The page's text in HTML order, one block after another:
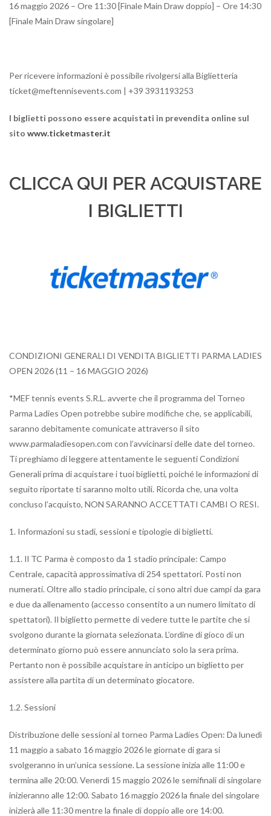
16 maggio 2026 – Ore 11:30 [Finale Main Draw doppio] – Ore 14:30
[Finale Main Draw singolare]
Per ricevere informazioni è possibile rivolgersi alla Biglietteria
ticket@meftennisevents.com | +39 3931193253
I biglietti possono essere acquistati in prevendita online sul
sito www.ticketmaster.it
CLICCA QUI PER ACQUISTARE
I BIGLIETTI
CONDIZIONI GENERALI DI VENDITA BIGLIETTI PARMA LADIES
OPEN 2026 (11 – 16 MAGGIO 2026)
*MEF tennis events S.R.L. avverte che il programma del Torneo
Parma Ladies Open potrebbe subire modifiche che, se applicabili,
saranno debitamente comunicate attraverso il sito
www.parmaladiesopen.com con l’avvicinarsi delle date del torneo.
Ti preghiamo di leggere attentamente le seguenti Condizioni
Generali prima di acquistare i tuoi biglietti, poiché le informazioni di
seguito riportate ti saranno molto utili. Ricorda che, una volta
concluso l’acquisto, NON SARANNO ACCETTATI CAMBI O RESI.
1. Informazioni su stadi, sessioni e tipologie di biglietti.
1.1. Il TC Parma è composto da 1 stadio principale: Campo
Centrale, capacità approssimativa di 254 spettatori. Posti non
numerati. Oltre allo stadio principale, ci sono altri due campi da gara
e due da allenamento (accesso consentito a un numero limitato di
spettatori). Il biglietto permette di vedere tutte le partite che si
svolgono durante la giornata selezionata. L’ordine di gioco di un
determinato giorno può essere annunciato solo la sera prima.
Pertanto non è possibile acquistare in anticipo un biglietto per
assistere alla partita di un determinato giocatore.
1.2. Sessioni
Distribuzione delle sessioni al torneo Parma Ladies Open: Da lunedì
11 maggio a sabato 16 maggio 2026 le giornate di gara si
svolgeranno in un’unica sessione. La sessione inizia alle 11:00 e
termina alle 20:00. Venerdì 15 maggio 2026 le semifinali di singolare
inizieranno alle 12:00. Sabato 16 maggio 2026 la finale del singolare
inizierà alle 11:30 mentre la finale di doppio alle ore 14:00.